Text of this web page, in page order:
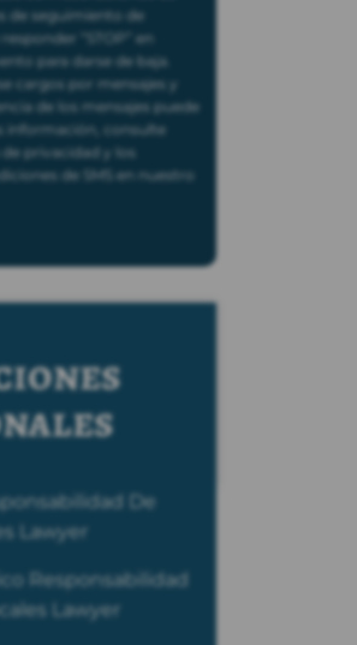
de seguimiento de
“STOP” en
para darse de baja.
cargos por mensajes y
de los mensajes puede
información, consulte
privacidad y los
de SMS en nuestro
De
Lawyer
Responsabilidad
Lawyer